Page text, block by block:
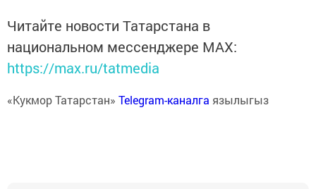
Читайте новости Татарстана в
национальном мессенджере MАХ:
https://max.ru/tatmedia
«Кукмор Татарстан» Telegram-каналга язылыгыз